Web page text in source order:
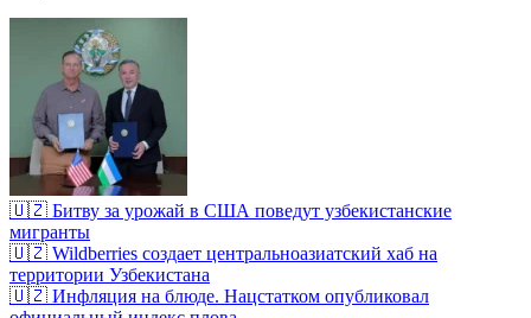
🇺🇿 Битву за урожай в США поведут узбекистанские
мигранты
🇺🇿 Wildberries создает центральноазиатский хаб на
территории Узбекистана
🇺🇿 Инфляция на блюде. Нацстатком опубликовал